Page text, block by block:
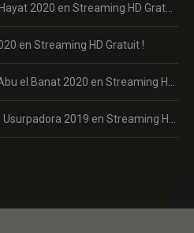
2020 en Streaming HD Gratuit !
en Streaming HD Gratuit !
el Banat 2020 en Streaming HD Gratuit !
2019 en Streaming HD Gratuit !